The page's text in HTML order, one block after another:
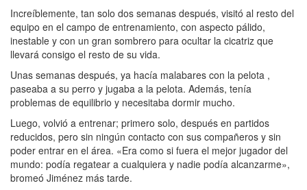
Increíblemente, tan solo dos semanas después, visitó al resto del
equipo en el campo de entrenamiento, con aspecto pálido,
inestable y con un gran sombrero para ocultar la cicatriz que
llevará consigo el resto de su vida.
Unas semanas después, ya hacía malabares con la pelota ,
paseaba a su perro y jugaba a la pelota. Además, tenía
problemas de equilibrio y necesitaba dormir mucho.
Luego, volvió a entrenar; primero solo, después en partidos
reducidos, pero sin ningún contacto con sus compañeros y sin
poder entrar en el área. «Era como si fuera el mejor jugador del
mundo: podía regatear a cualquiera y nadie podía alcanzarme»,
bromeó Jiménez más tarde.